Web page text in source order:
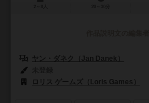
ヤン・ダネク（Jan Danek）
ロリス ゲームズ（Loris Games）